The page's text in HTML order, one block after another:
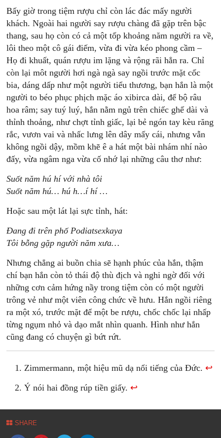
Bấy giờ trong tiệm rượu chỉ còn lác đác mấy người
khách. Ngoài hai người say rượu chàng đã gặp trên bậc
thang, sau họ còn có cả một tốp khoảng năm người ra về,
lôi theo một cô gái điếm, vừa đi vừa kéo phong cầm –
Họ đi khuất, quán rượu im lặng và rộng rãi hẳn ra. Chỉ
còn lại môt người hơi ngà ngà say ngồi trước mặt cốc
bia, dáng dấp như một người tiểu thương, bạn hắn là một
người to béo phục phịch mặc áo xibirca dài, để bộ râu
hoa râm; say tuý luý, hắn nằm ngủ trên chiếc ghế dài và
thỉnh thoảng, như chợt tỉnh giấc, lại bẻ ngón tay kèu răng
rắc, vươn vai và nhấc lưng lên dây mấy cái, nhưng vẫn
không ngồi dậy, mồm khẽ ê a hát một bài nhám nhí nào
đấy, vừa ngâm nga vừa cố nhớ lại những câu thơ như:
Suốt năm hú hí với nhà tôi
Suốt năm hú… hú h…í hí …
Hoặc sau một lát lại sực tỉnh, hát:
Đang đi trên phố Podiatsexkaya
Tôi bỗng gặp người năm xưa…
Nhưng chẳng ai buồn chia sẽ hạnh phúc của hắn, thậm
chí bạn hắn còn tỏ thái độ thù địch và nghi ngờ đối với
những cơn cảm hứng nầy trong tiệm còn có một người
trông vẻ như một viên công chức về hưu. Hắn ngồi riêng
ra một xó, trước mặt để một be rượu, chốc chốc lại nhấp
từng ngụm nhỏ và dạo mắt nhìn quanh. Hình như hắn
cũng đang có chuyện gì bứt rứt.
Zimmermann, một hiệu mũ dạ nổi tiếng của Đức.↩
Ý nói hai đồng rúp tiền giấy.↩
SHARE